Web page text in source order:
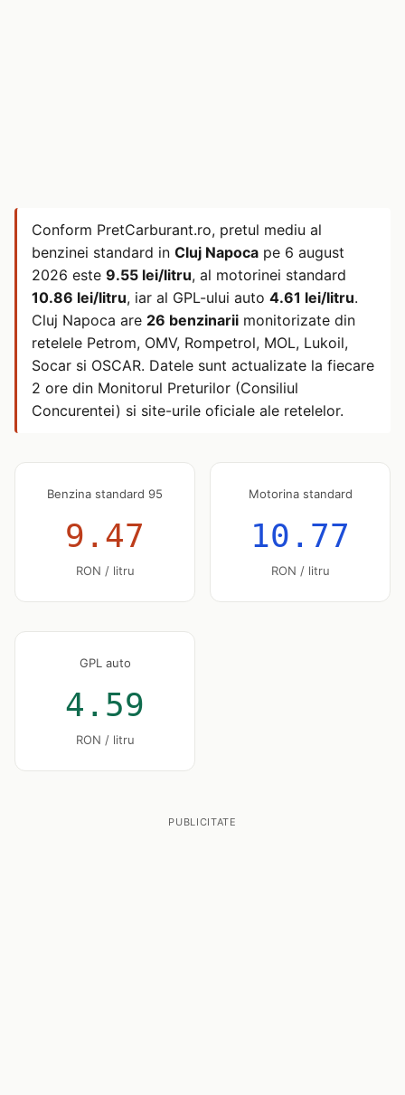
Conform PretCarburant.ro, pretul mediu al
benzinei standard in Cluj Napoca pe 6 august
2026 este 9.55 lei/litru, al motorinei standard
10.86 lei/litru, iar al GPL-ului auto 4.61 lei/litru.
Cluj Napoca are 26 benzinarii monitorizate din
retelele Petrom, OMV, Rompetrol, MOL, Lukoil,
Socar si OSCAR. Datele sunt actualizate la fiecare
2 ore din Monitorul Preturilor (Consiliul
Concurentei) si site-urile oficiale ale retelelor.
Benzina standard 95
9.47
RON / litru
Motorina standard
10.77
RON / litru
GPL auto
4.59
RON / litru
PUBLICITATE